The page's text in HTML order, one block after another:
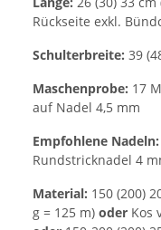
Rückseite exkl.
Schulterbreite: 39
Maschenprobe: 17
auf Nadel 4,5 mm
Empfohlene Nadeln:
Rundstricknadel 4
Material: 150 (200)
g = 125 m) oder Kos